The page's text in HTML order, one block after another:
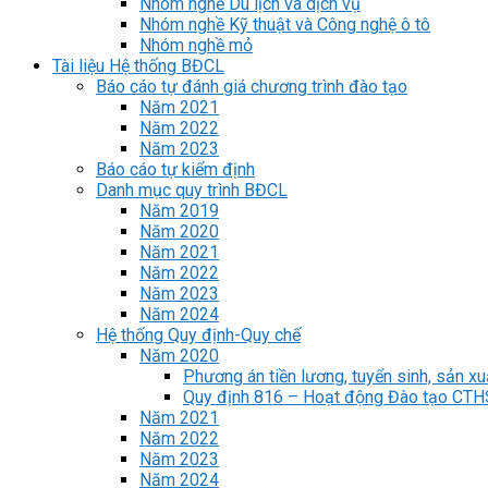
Nhóm nghề Kỹ thuật và Công nghệ ô tô
Nhóm nghề mỏ
Tài liệu Hệ thống BĐCL
Báo cáo tự đánh giá chương trình đào tạo
Năm 2021
Năm 2022
Năm 2023
Báo cáo tự kiểm định
Danh mục quy trình BĐCL
Năm 2019
Năm 2020
Năm 2021
Năm 2022
Năm 2023
Năm 2024
Hệ thống Quy định-Quy chế
Năm 2020
Phương án tiền lương, tuyển sinh, sản
Quy định 816 – Hoạt động Đào tạo
Năm 2021
Năm 2022
Năm 2023
Năm 2024